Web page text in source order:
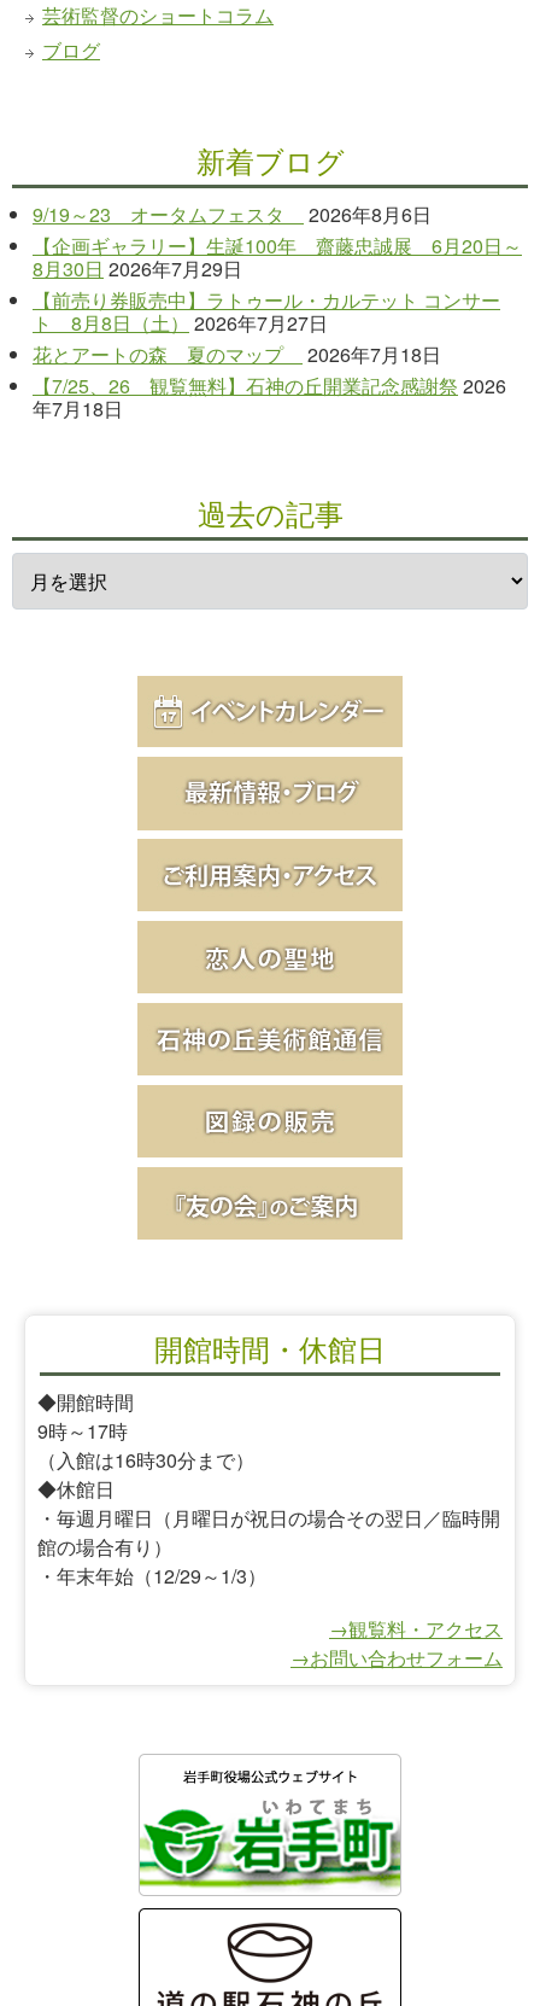
芸術監督のショートコラム
ブログ
新着ブログ
9/19～23 オータムフェスタ
2026年8月6日
【企画ギャラリー】生誕100年 齋藤忠誠展 6月20日～
8月30日 2026年7月29日
【前売り券販売中】ラトゥール・カルテット コンサー
ト 8月8日（土）
2026年7月27日
花とアートの森 夏のマップ
2026年7月18日
【7/25、26 観覧無料】石神の丘開業記念感謝祭 2026
年7月18日
過去の記事
開館時間・休館日
◆開館時間
9時～17時
（入館は16時30分まで）
◆休館日
・毎週月曜日（月曜日が祝日の場合その翌日／臨時開
館の場合有り）
・年末年始（12/29～1/3）
→観覧料・アクセス
→お問い合わせフォーム